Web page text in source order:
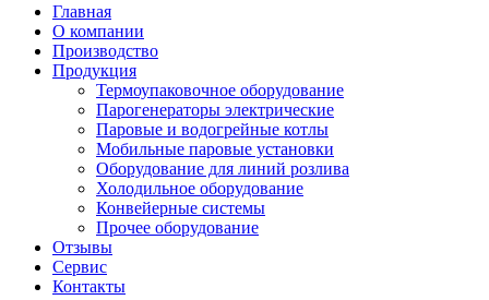
Главная
О компании
Производство
Продукция
Термоупаковочное оборудование
Парогенераторы электрические
Паровые и водогрейные котлы
Мобильные паровые установки
Оборудование для линий розлива
Холодильное оборудование
Конвейерные системы
Прочее оборудование
Отзывы
Сервис
Контакты